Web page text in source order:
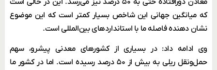
که میانگین جهانی این شاخص بسیار کمتر است که این موضوع
نشان‌ دهنده فاصله ما با استانداردهای بین‌المللی است.
وی ادامه داد: در بسیاری از کشورهای معدنی پیشرو، سهم
حمل‌ونقل ریلی به بیش از ۵۰ درصد رسیده است. اما در کشور ما